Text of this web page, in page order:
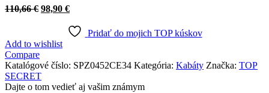
110,66€ Original
110,66 €.
98,90 €Current
is:
98,90 €.
Pridať do mojich TOP kúskov
Add to wishlist
Compare
Katalógové číslo: SPZ0452CE34 Kategória: Kabáty Značka: TOP
SECRET
Dajte o tom vedieť aj vašim známym